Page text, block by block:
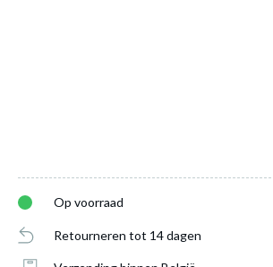
Op voorraad
Retourneren tot 14 dagen